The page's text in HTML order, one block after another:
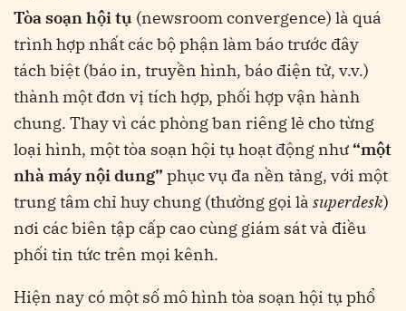
Tòa soạn hội tụ (newsroom convergence) là quá
trình hợp nhất các bộ phận làm báo trước đây
tách biệt (báo in, truyền hình, báo điện tử, v.v.)
thành một đơn vị tích hợp, phối hợp vận hành
chung​. Thay vì các phòng ban riêng lẻ cho từng
loại hình, một tòa soạn hội tụ hoạt động như “một
nhà máy nội dung” phục vụ đa nền tảng, với một
trung tâm chỉ huy chung (thường gọi là superdesk)
nơi các biên tập cấp cao cùng giám sát và điều
phối tin tức trên mọi kênh​.
Hiện nay có một số mô hình tòa soạn hội tụ phổ